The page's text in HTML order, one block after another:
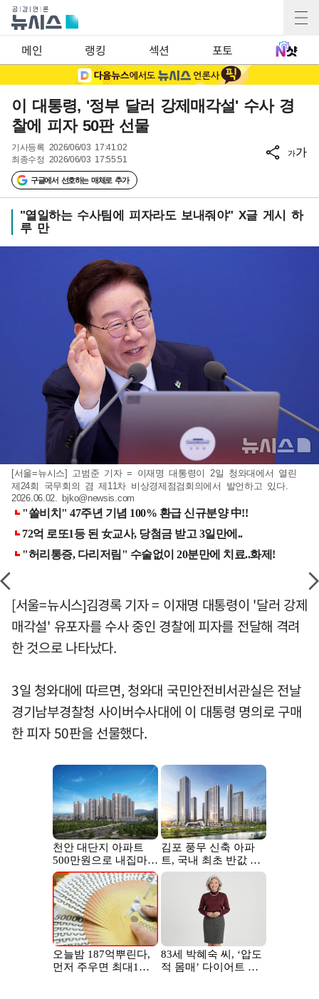
메인 랭킹 섹션 포토
이 대통령, '정부 달러 강제매각설' 수사 경
찰에 피자 50판 선물
기사등록 2026/06/03 17:41:02
최종수정 2026/06/03 17:55:51
구글에서 선호하는 매체로 추가
가가
"열일하는 수사팀에 피자라도 보내줘야" X글 게시 하
루 만
[서울=뉴시스] 고범준 기자 = 이재명 대통령이 2일 청와대에서 열린
제24회 국무회의 겸 제11차 비상경제점검회의에서 발언하고 있다.
2026.06.02. bjko@newsis.com
[서울=뉴시스]김경록 기자 = 이재명 대통령이 '달러 강제
매각설' 유포자를 수사 중인 경찰에 피자를 전달해 격려
한 것으로 나타났다.
3일 청와대에 따르면, 청와대 국민안전비서관실은 전날
경기남부경찰청 사이버수사대에 이 대통령 명의로 구매
한 피자 50판을 선물했다.